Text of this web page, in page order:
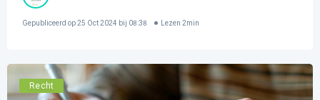
Gepubliceerd op25 Oct 2024 bij 08:38 Lezen 2min
Recht